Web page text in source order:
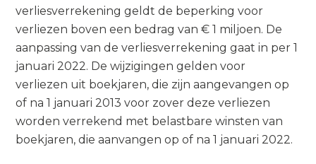
verliesverrekening geldt de beperking voor
verliezen boven een bedrag van € 1 miljoen. De
aanpassing van de verliesverrekening gaat in per 1
januari 2022. De wijzigingen gelden voor
verliezen uit boekjaren, die zijn aangevangen op
of na 1 januari 2013 voor zover deze verliezen
worden verrekend met belastbare winsten van
boekjaren, die aanvangen op of na 1 januari 2022.